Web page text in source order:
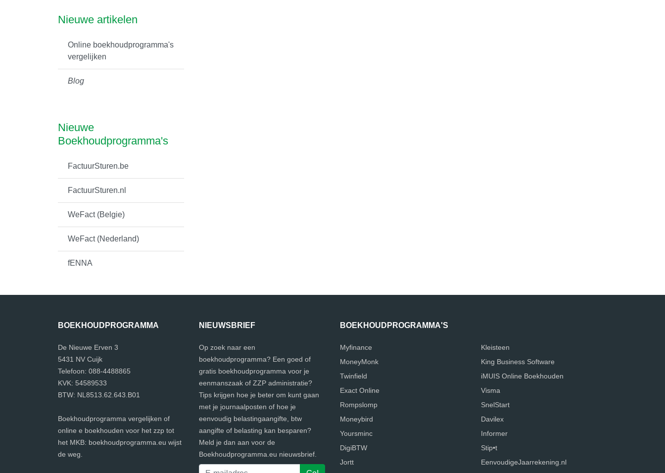
Nieuwe artikelen
Online boekhoudprogramma's
vergelijken
Blog
Nieuwe
Boekhoudprogramma's
FactuurSturen.be
FactuurSturen.nl
WeFact (Belgie)
WeFact (Nederland)
fENNA
BOEKHOUDPROGRAMMA
De Nieuwe Erven 3
5431 NV Cuijk
Telefoon: 088-4488865
KVK: 54589533
BTW: NL8513.62.643.B01
Boekhoudprogramma vergelijken of
online e boekhouden voor het zzp tot
het MKB: boekhoudprogramma.eu wijst
de weg.
NIEUWSBRIEF
Op zoek naar een
boekhoudprogramma? Een goed of
gratis boekhoudprogramma voor je
eenmanszaak of ZZP administratie?
Tips krijgen hoe je beter om kunt gaan
met je journaalposten of hoe je
eenvoudig belastingaangifte, btw
aangifte of belasting kan besparen?
Meld je dan aan voor de
Boekhoudprogramma.eu nieuwsbrief.
BOEKHOUDPROGRAMMA'S
Myfinance
MoneyMonk
Twinfield
Exact Online
Rompslomp
Moneybird
Yoursminc
DigiBTW
Jortt
Kleisteen
King Business Software
iMUIS Online Boekhouden
Visma
SnelStart
Davilex
Informer
Stip•t
EenvoudigeJaarrekening.nl